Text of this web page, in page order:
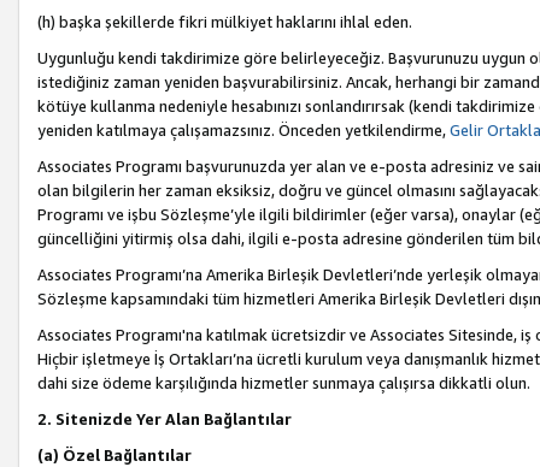
(h) başka şekillerde fikri mülkiyet haklarını ihlal eden.
Uygunluğu kendi takdirimize göre belirleyeceğiz. Başvurunuzu uygun
istediğiniz zaman yeniden başvurabilirsiniz. Ancak, herhangi bir
kötüye kullanma nedeniyle hesabınızı sonlandırırsak (kendi
yeniden katılmaya çalışamazsınız. Önceden yetkilendirme,Gelir
Associates Programı başvurunuzda yer alan ve e-posta adresiniz ve
olan bilgilerin her zaman eksiksiz, doğru ve güncel olmasını
Programı ve işbu Sözleşme’yle ilgili bildirimler (eğer varsa), onaylar
güncelliğini yitirmiş olsa dahi, ilgili e-posta adresine gönderilen tüm
Associates Programı’na Amerika Birleşik Devletleri’nde yerleşik
Sözleşme kapsamındaki tüm hizmetleri Amerika Birleşik Devletleri
Associates Programı'na katılmak ücretsizdir ve Associates Sitesinde,
Hiçbir işletmeye İş Ortakları’na ücretli kurulum veya danışmanlık
dahi size ödeme karşılığında hizmetler sunmaya çalışırsa dikkatli olun.
2. Sitenizde Yer Alan Bağlantılar
(a) Özel Bağlantılar